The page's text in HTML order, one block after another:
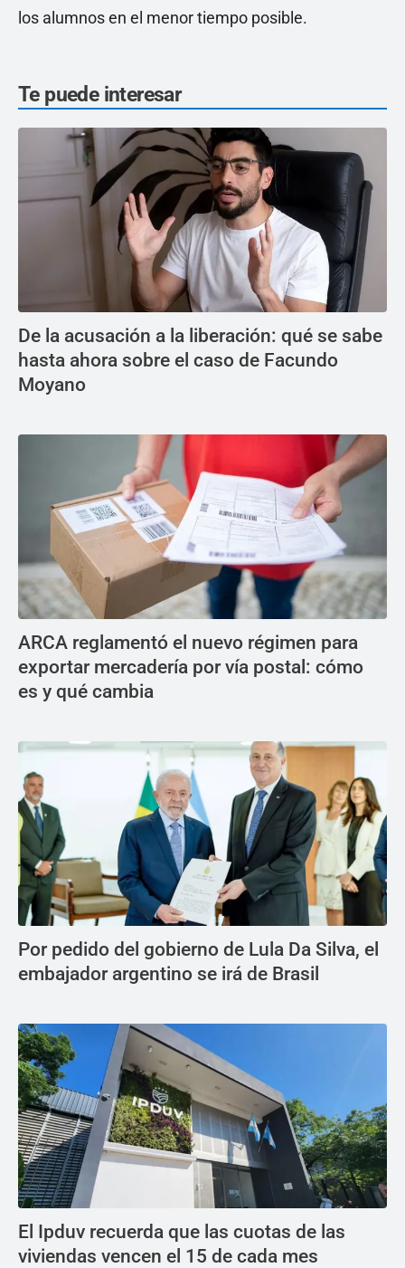
los alumnos en el menor tiempo posible.
Te puede interesar
De la acusación a la liberación: qué se sabe
hasta ahora sobre el caso de Facundo
Moyano
ARCA reglamentó el nuevo régimen para
exportar mercadería por vía postal: cómo
es y qué cambia
Por pedido del gobierno de Lula Da Silva, el
embajador argentino se irá de Brasil
El Ipduv recuerda que las cuotas de las
viviendas vencen el 15 de cada mes